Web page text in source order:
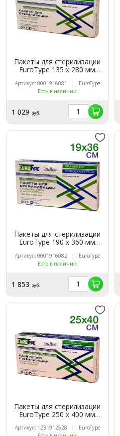
Пакеты для стерилизации
EuroТуре 135 х 280 мм
Артикул: 0001916081 | EuroType
Есть в наличии
1 029 руб.
Пакеты для стерилизации
EuroТуре 190 х 360 мм
Артикул: 0001916082 | EuroType
Есть в наличии
1 853 руб.
Пакеты для стерилизации
EuroТуре 250 х 400 мм
Артикул: 1231912528 | EuroType